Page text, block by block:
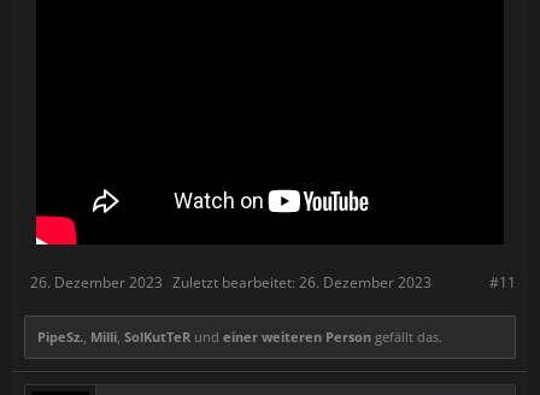
#11
26. Dezember 2023 Zuletzt bearbeitet: 26. Dezember 2023
PipeSz., Milli, SolKutTeR und einer weiteren Person gefällt das.